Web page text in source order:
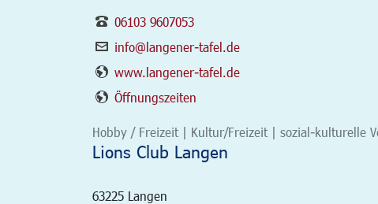
06103 9607053
info@langener-tafel.de
www.langener-tafel.de
Öffnungszeiten
Hobby / Freizeit | Kultur/Freizeit | sozial-kulturelle
Lions Club Langen
63225 Langen